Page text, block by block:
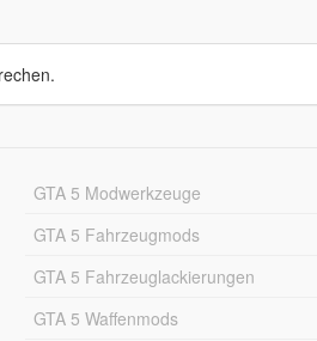
GTA 5 Modwerkzeuge
GTA 5 Fahrzeugmods
GTA 5 Fahrzeuglackierungen
GTA 5 Waffenmods